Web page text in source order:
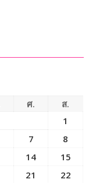
ศ.
ส.
1
7
8
14
15
21
22